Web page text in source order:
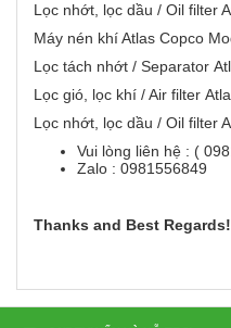
Lọc nhớt, lọc dầu / Oil filter
Máy nén khí Atlas Copco
Lọc tách nhớt / Separator
Lọc gió, lọc khí / Air filter
Lọc nhớt, lọc dầu / Oil filter
Vui lòng liên hệ : (
Zalo : 0981556849
Thanks and Best Regards!